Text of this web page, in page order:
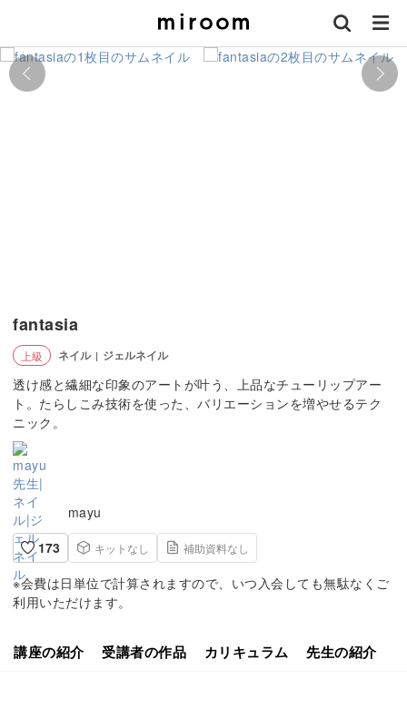
fantasia
上級 ネイル | ジェルネイル
透け感と繊細な印象のアートが叶う、上品なチューリップアー
ト。たらしこみ技術を使った、バリエーションを増やせるテク
ニック。
mayu
173
キットなし 補助資料なし
※会費は日単位で計算されますので、いつ入会しても無駄なくご
利用いただけます。
講座の紹介 受講者の作品 カリキュラム 先生の紹介